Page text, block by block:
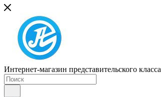
Интернет-магазин представительского класса